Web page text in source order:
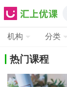
机构 分类
热门课程